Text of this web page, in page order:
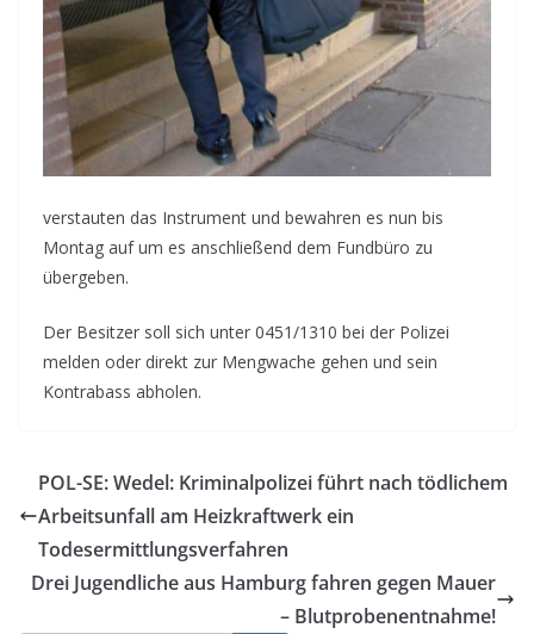
verstauten das Instrument und bewahren es nun bis
Montag auf um es anschließend dem Fundbüro zu
übergeben.
Der Besitzer soll sich unter 0451/1310 bei der Polizei
melden oder direkt zur Mengwache gehen und sein
Kontrabass abholen.
POL-SE: Wedel: Kriminalpolizei führt nach tödlichem
Arbeitsunfall am Heizkraftwerk ein
Todesermittlungsverfahren
Drei Jugendliche aus Hamburg fahren gegen Mauer
– Blutprobenentnahme!